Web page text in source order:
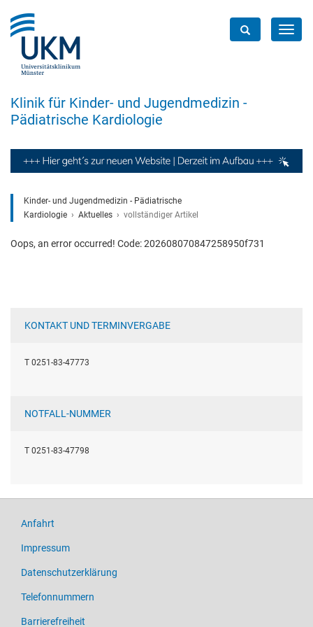
Klinik für Kinder- und Jugendmedizin -
Pädiatrische Kardiologie
Kinder- und Jugendmedizin - Pädiatrische
Kardiologie
Aktuelles vollständiger Artikel
Oops, an error occurred! Code: 202608070847258950f731
KONTAKT UND TERMINVERGABE
T 0251-83-47773
NOTFALL-NUMMER
T 0251-83-47798
Anfahrt
Impressum
Datenschutzerklärung
Telefonnummern
Barrierefreiheit